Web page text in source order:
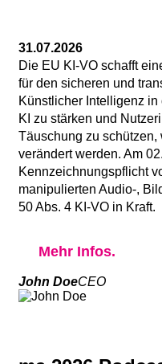
31.07.2026
Die EU KI-VO schafft
für den sicheren und
Künstlicher Intelligenz
KI zu stärken und
Täuschung zu schützen,
verändert werden. Am
Kennzeichnungspflicht
manipulierten Audio-,
50 Abs. 4 KI-VO in Kraft.
Mehr Infos.
John DoeCEO